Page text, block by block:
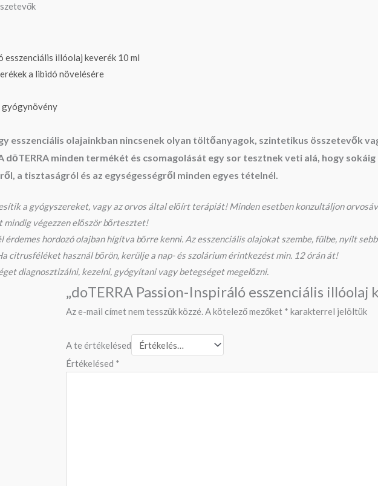
esszenciális illóolaj keverék 10 ml
a libidó növelésére
gyógynövény
esszenciális olajainkban nincsenek olyan töltőanyagok, szintetikus összetevők
minden termékét és csomagolását egy sor tesztnek veti alá, hogy
a tisztaságról és az egységességről minden egyes tételnél.
a gyógyszereket, vagy az orvos által előírt terápiát! Minden esetben konzultáljon
mindig végezzen először bőrtesztet!
érdemes hordozó olajban hígítva bőrre kenni. Az esszenciális olajokat szembe, fülbe, nyílt
citrusféléket használ bőrön, kerülje a nap- és szolárium érintkezést min. 12 órán át!
diagnosztizálni, kezelni, gyógyítani vagy betegséget megelőzni.
„doTERRA Passion-Inspiráló esszenciális
Az e-mail címet nem tesszük közzé.A kötelező mezőket * karakterrel jelöltük
A te értékelésed
Értékelésed *